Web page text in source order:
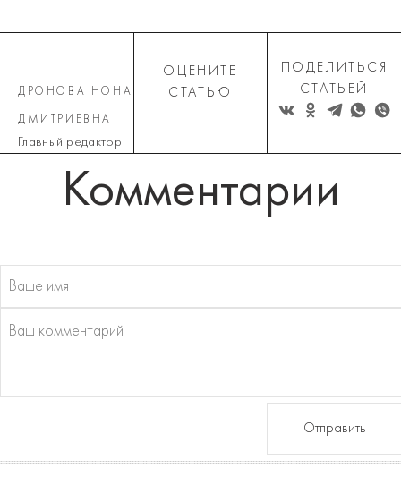
ДРОНОВА НОНА
ДМИТРИЕВНА
Главный редактор
ОЦЕНИТЕ
СТАТЬЮ
ПОДЕЛИТЬСЯ
СТАТЬЕЙ
Комментарии
Отправить